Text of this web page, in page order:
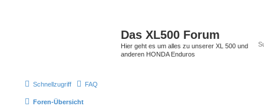
Das XL500 Forum
Hier geht es um alles zu unserer XL 500 und
anderen HONDA Enduros
Schnellzugriff FAQ
Foren-Übersicht